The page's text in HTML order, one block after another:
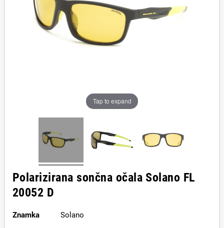
Tap to expand
Polarizirana sončna očala Solano FL
20052 D
Znamka
Solano